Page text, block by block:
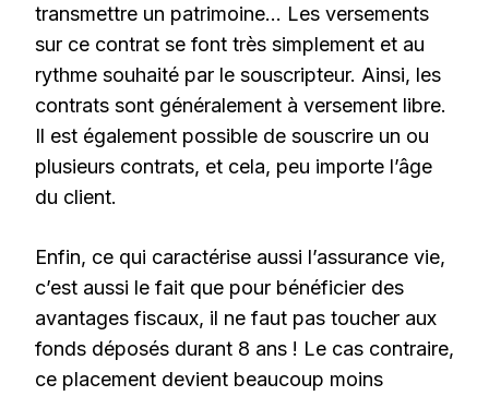
transmettre un patrimoine… Les versements
sur ce contrat se font très simplement et au
rythme souhaité par le souscripteur. Ainsi, les
contrats sont généralement à versement libre.
Il est également possible de souscrire un ou
plusieurs contrats, et cela, peu importe l’âge
du client.
Enfin, ce qui caractérise aussi l’assurance vie,
c’est aussi le fait que pour bénéficier des
avantages fiscaux, il ne faut pas toucher aux
fonds déposés durant 8 ans ! Le cas contraire,
ce placement devient beaucoup moins